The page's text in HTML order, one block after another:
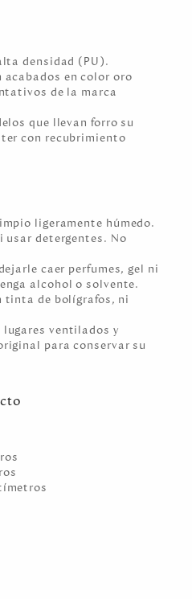
densidad (PU).
acabados en color oro
de la marca
que llevan forro su
con recubrimiento
ligeramente húmedo.
usar detergentes. No
caer perfumes, gel ni
alcohol o solvente.
tinta de bolígrafos, ni
ventilados y
para conservar su
s
s
s